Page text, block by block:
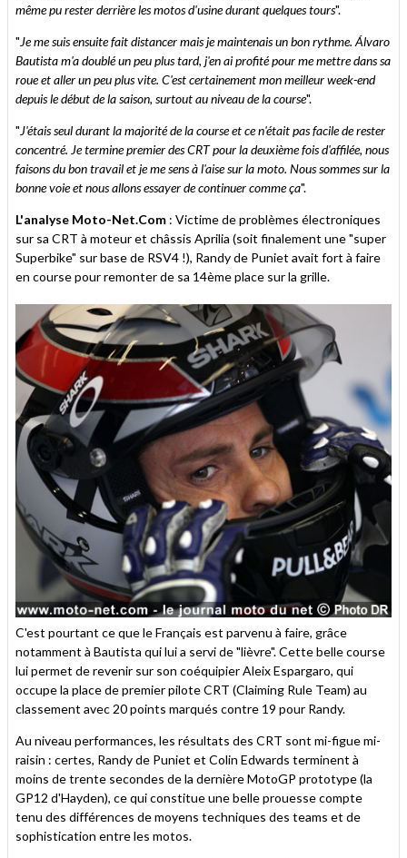
même pu rester derrière les motos d'usine durant quelques tours".
"Je me suis ensuite fait distancer mais je maintenais un bon rythme. Álvaro
Bautista m'a doublé un peu plus tard, j'en ai profité pour me mettre dans sa
roue et aller un peu plus vite. C'est certainement mon meilleur week-end
depuis le début de la saison, surtout au niveau de la course".
"J'étais seul durant la majorité de la course et ce n'était pas facile de rester
concentré. Je termine premier des CRT pour la deuxième fois d'affilée, nous
faisons du bon travail et je me sens à l'aise sur la moto. Nous sommes sur la
bonne voie et nous allons essayer de continuer comme ça".
L'analyse Moto-Net.Com : Victime de problèmes électroniques
sur sa CRT à moteur et châssis Aprilia (soit finalement une "super
Superbike" sur base de RSV4 !), Randy de Puniet avait fort à faire
en course pour remonter de sa 14ème place sur la grille.
C'est pourtant ce que le Français est parvenu à faire, grâce
notamment à Bautista qui lui a servi de "lièvre". Cette belle course
lui permet de revenir sur son coéquipier Aleix Espargaro, qui
occupe la place de premier pilote CRT (Claiming Rule Team) au
classement avec 20 points marqués contre 19 pour Randy.
Au niveau performances, les résultats des CRT sont mi-figue mi-
raisin : certes, Randy de Puniet et Colin Edwards terminent à
moins de trente secondes de la dernière MotoGP prototype (la
GP12 d'Hayden), ce qui constitue une belle prouesse compte
tenu des différences de moyens techniques des teams et de
sophistication entre les motos.